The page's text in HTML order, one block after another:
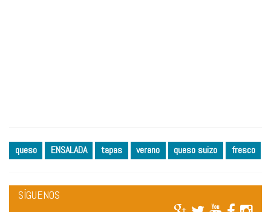
queso ENSALADA tapas verano queso suizo fresco
SÍGUENOS